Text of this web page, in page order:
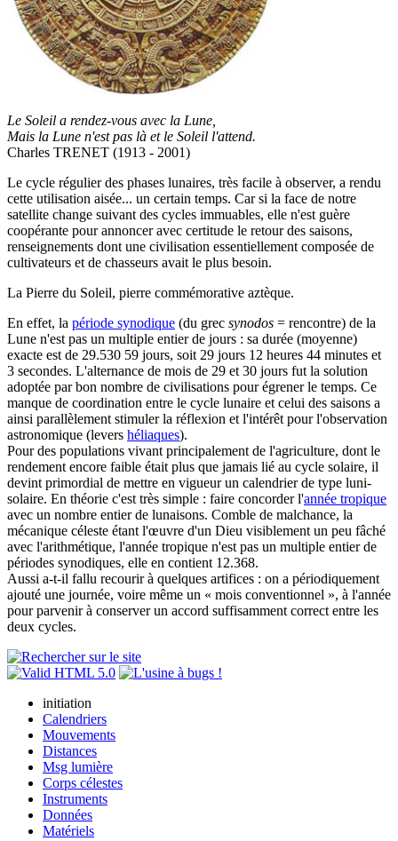
Le Soleil a rendez-vous avec la Lune,
Mais la Lune n'est pas là et le Soleil l'attend.
Charles TRENET (1913 - 2001)
Le cycle régulier des phases lunaires, très facile à observer, a rendu
cette utilisation aisée... un certain temps. Car si la face de notre
satellite change suivant des cycles immuables, elle n'est guère
coopérante pour annoncer avec certitude le retour des saisons,
renseignements dont une civilisation essentiellement composée de
cultivateurs et de chasseurs avait le plus besoin.
La Pierre du Soleil, pierre commémorative aztèque.
En effet, la période synodique (du grec synodos = rencontre) de la
Lune n'est pas un multiple entier de jours : sa durée (moyenne)
exacte est de 29.530 59 jours, soit 29 jours 12 heures 44 minutes et
3 secondes. L'alternance de mois de 29 et 30 jours fut la solution
adoptée par bon nombre de civilisations pour égrener le temps. Ce
manque de coordination entre le cycle lunaire et celui des saisons a
ainsi parallèlement stimuler la réflexion et l'intérêt pour l'observation
astronomique (levers héliaques).
Pour des populations vivant principalement de l'agriculture, dont le
rendement encore faible était plus que jamais lié au cycle solaire, il
devint primordial de mettre en vigueur un calendrier de type luni-
solaire. En théorie c'est très simple : faire concorder l'année tropique
avec un nombre entier de lunaisons. Comble de malchance, la
mécanique céleste étant l'œuvre d'un Dieu visiblement un peu fâché
avec l'arithmétique, l'année tropique n'est pas un multiple entier de
périodes synodiques, elle en contient 12.368.
Aussi a-t-il fallu recourir à quelques artifices : on a périodiquement
ajouté une journée, voire même un « mois conventionnel », à l'année
pour parvenir à conserver un accord suffisamment correct entre les
deux cycles.
initiation
Calendriers
Mouvements
Distances
Msg lumière
Corps célestes
Instruments
Données
Matériels